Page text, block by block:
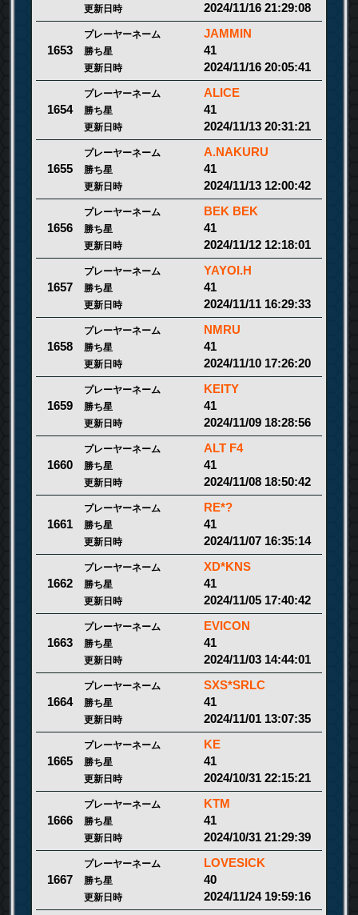
更新日時 2024/11/16 21:29:08
1653
プレーヤーネーム JAMMIN
勝ち星 41
更新日時 2024/11/16 20:05:41
1654
プレーヤーネーム ALICE
勝ち星 41
更新日時 2024/11/13 20:31:21
1655
プレーヤーネーム A.NAKURU
勝ち星 41
更新日時 2024/11/13 12:00:42
1656
プレーヤーネーム BEK BEK
勝ち星 41
更新日時 2024/11/12 12:18:01
1657
プレーヤーネーム YAYOI.H
勝ち星 41
更新日時 2024/11/11 16:29:33
1658
プレーヤーネーム NMRU
勝ち星 41
更新日時 2024/11/10 17:26:20
1659
プレーヤーネーム KEITY
勝ち星 41
更新日時 2024/11/09 18:28:56
1660
プレーヤーネーム ALT F4
勝ち星 41
更新日時 2024/11/08 18:50:42
1661
プレーヤーネーム RE*?
勝ち星 41
更新日時 2024/11/07 16:35:14
1662
プレーヤーネーム XD*KNS
勝ち星 41
更新日時 2024/11/05 17:40:42
1663
プレーヤーネーム EVICON
勝ち星 41
更新日時 2024/11/03 14:44:01
1664
プレーヤーネーム SXS*SRLC
勝ち星 41
更新日時 2024/11/01 13:07:35
1665
プレーヤーネーム KE
勝ち星 41
更新日時 2024/10/31 22:15:21
1666
プレーヤーネーム KTM
勝ち星 41
更新日時 2024/10/31 21:29:39
1667
プレーヤーネーム LOVESICK
勝ち星 40
更新日時 2024/11/24 19:59:16